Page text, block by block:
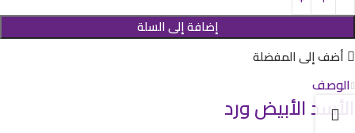
إضافة إلى السلة
أضف إلى المفضلة
الوصف
الأسد الأبيض ورد